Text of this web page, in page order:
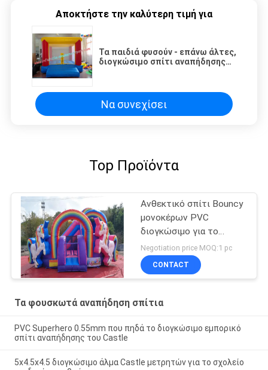
Αποκτήστε την καλύτερη τιμή για
Τα παιδιά φυσούν - επάνω άλτες,
διογκώσιμο σπίτι αναπήδησης
Να συνεχίσει
Top Προϊόντα
Ανθεκτικό σπίτι Bouncy
μονοκέρων PVC
διογκώσιμο για το
τετραπλάσιο ράψιμο
γιορτής γενεθλίων
Negotiation price MOQ:1 pc
CONTACT
Τα φουσκωτά αναπήδηση σπίτια
PVC Superhero 0.55mm που πηδά το διογκώσιμο εμπορικό
σπίτι αναπήδησης του Castle
5x4.5x4.5 διογκώσιμο άλμα Castle μετρητών για το σχολείο